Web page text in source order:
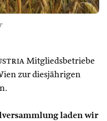
Mitgliedsbetriebe
zur diesjährigen
laden wir